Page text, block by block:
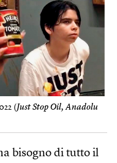
(Just Stop Oil, Anadolu
bisogno di tutto il